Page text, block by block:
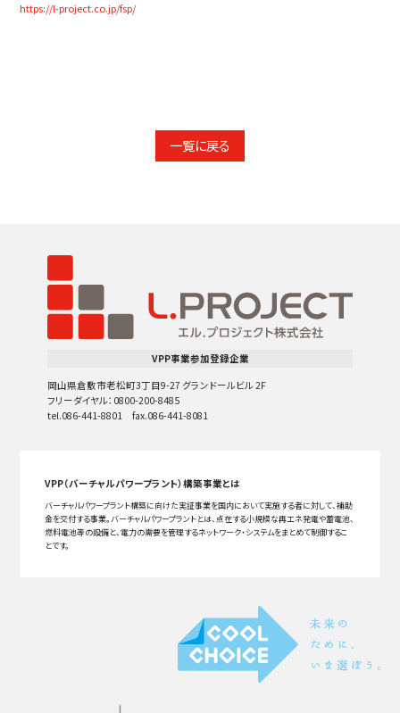
https://l-project.co.jp/fsp/
一覧に戻る
VPP事業参加登録企業
岡山県倉敷市老松町3丁目9-27 グランドールビル 2F
フリーダイヤル：0800-200-8485
tel.086-441-8801 fax.086-441-8081
VPP（バーチャルパワープラント）構築事業とは
バーチャルパワープラント構築に向けた実証事業を国内において実施する者に対して、補助
金を交付する事業。バーチャルパワープラントとは、点在する小規模な再エネ発電や蓄電池、
燃料電池等の設備と、電力の需要を管理するネットワーク・システムをまとめて制御するこ
とです。